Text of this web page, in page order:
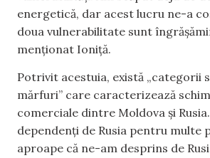
energetică, dar acest lucru ne-a
doua vulnerabilitate sunt
menționat Ioniță.
Potrivit acestuia, există „categorii
mărfuri” care caracterizează
comerciale dintre Moldova și
dependenți de Rusia pentru multe
aproape că ne-am desprins de